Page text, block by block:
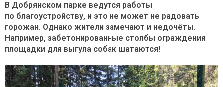
В Добрянском парке ведутся работы
по благоустройству, и это не может не радовать
горожан. Однако жители замечают и недочёты.
Например, забетонированные столбы ограждения
площадки для выгула собак шатаются!